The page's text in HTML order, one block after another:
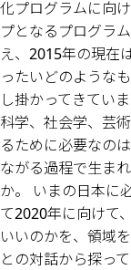
化プログラムに向
プとなるプログラ
え、2015年の現在
ったいどのような
し掛かってきてい
科学、社会学、芸
るために必要なの
ながる過程で生ま
か。 いまの日本に
て2020年に向けて
いいのかを、領域
との対話から探って